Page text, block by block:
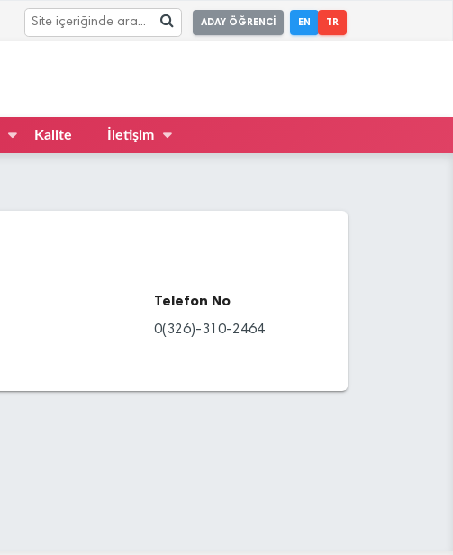
ADAY ÖĞRENCİ EN TR
Kalite İletişim
Telefon No
0(326)-310-2464